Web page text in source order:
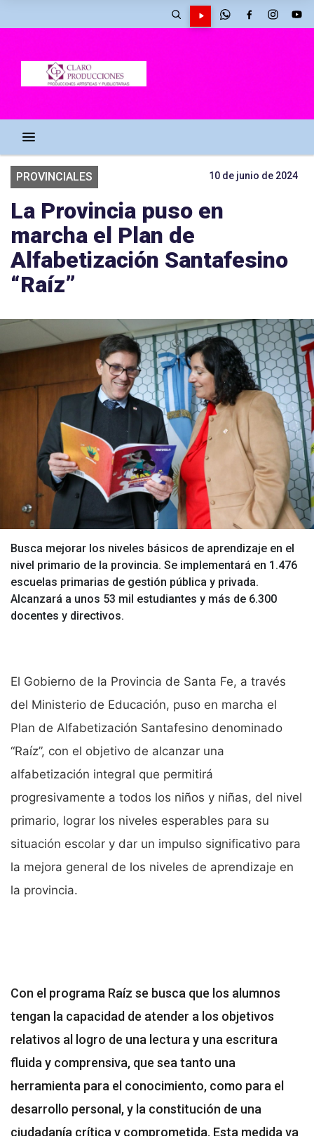
PROVINCIALES 10 de junio de 2024
La Provincia puso en
marcha el Plan de
Alfabetización Santafesino
“Raíz”
Busca mejorar los niveles básicos de aprendizaje en el
nivel primario de la provincia. Se implementará en 1.476
escuelas primarias de gestión pública y privada.
Alcanzará a unos 53 mil estudiantes y más de 6.300
docentes y directivos.
El Gobierno de la Provincia de Santa Fe, a través
del Ministerio de Educación, puso en marcha el
Plan de Alfabetización Santafesino denominado
“Raíz”, con el objetivo de alcanzar una
alfabetización integral que permitirá
progresivamente a todos los niños y niñas, del nivel
primario, lograr los niveles esperables para su
situación escolar y dar un impulso significativo para
la mejora general de los niveles de aprendizaje en
la provincia.
Con el programa Raíz se busca que los alumnos
tengan la capacidad de atender a los objetivos
relativos al logro de una lectura y una escritura
fluida y comprensiva, que sea tanto una
herramienta para el conocimiento, como para el
desarrollo personal, y la constitución de una
ciudadanía crítica y comprometida. Esta medida va